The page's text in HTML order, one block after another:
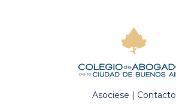
Asociese | Contacto